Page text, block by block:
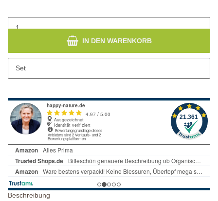
Set
IN DEN WARENKORB
Dieser Artikel hat Variationen. Wählen Sie bitte die gewünschte
Beschreibung